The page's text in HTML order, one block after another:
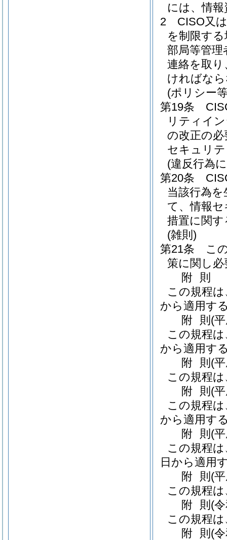
には、情
2
CISO又
を制限す
部局等管
連絡を取
ければな
(ポリシー
第19条
リティイ
の改正の
セキュリ
(違反行為
第20条
当該行為
て、情報
措置に関
(雑則)
第21条
こ
策に関し
附 則
この規程
から適用す
附 則 (
この規程
から適用す
附 則 (
この規程
附 則 (
この規程
から適用す
附 則 (
この規程
日から適用
附 則 (
この規程
附 則 (
この規程
附 則 (